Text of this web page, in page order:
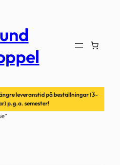
leveranstid på beställningar (3-
p.g.a. semester!